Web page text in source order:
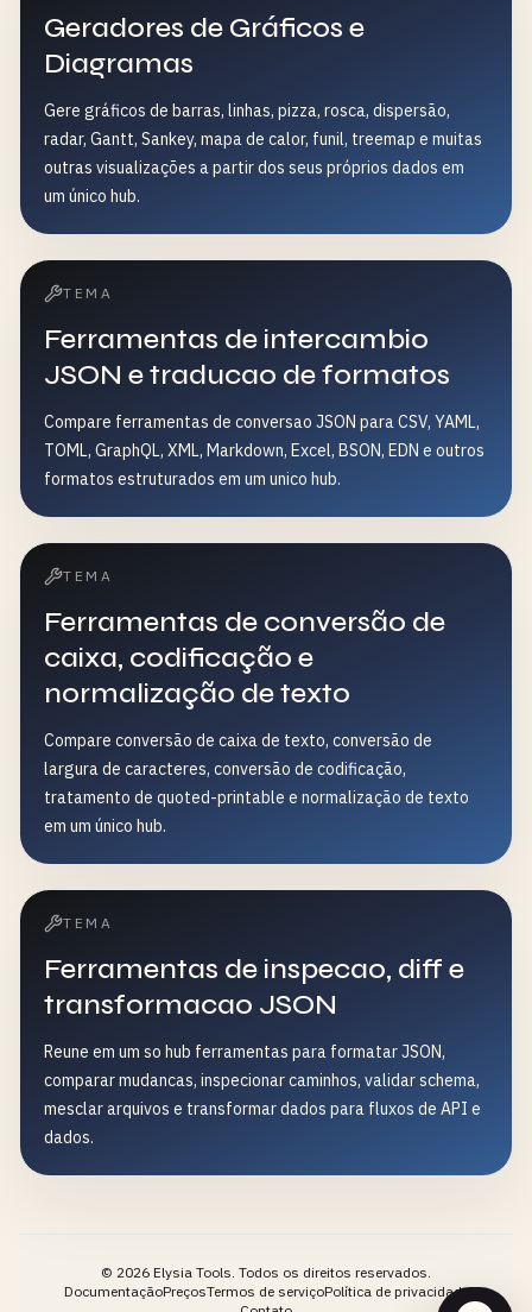
Geradores de Gráficos e
Diagramas
Gere gráficos de barras, linhas, pizza, rosca, dispersão,
radar, Gantt, Sankey, mapa de calor, funil, treemap e muitas
outras visualizações a partir dos seus próprios dados em
um único hub.
TEMA
Ferramentas de intercambio
JSON e traducao de formatos
Compare ferramentas de conversao JSON para CSV, YAML,
TOML, GraphQL, XML, Markdown, Excel, BSON, EDN e outros
formatos estruturados em um unico hub.
TEMA
Ferramentas de conversão de
caixa, codificação e
normalização de texto
Compare conversão de caixa de texto, conversão de
largura de caracteres, conversão de codificação,
tratamento de quoted-printable e normalização de texto
em um único hub.
TEMA
Ferramentas de inspecao, diff e
transformacao JSON
Reune em um so hub ferramentas para formatar JSON,
comparar mudancas, inspecionar caminhos, validar schema,
mesclar arquivos e transformar dados para fluxos de API e
dados.
© 2026 Elysia Tools. Todos os direitos reservados.
DocumentaçãoPreçosTermos de serviçoPolítica de privacidade